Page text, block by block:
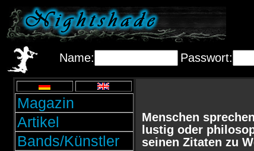
Name: Passwort:
Magazin
Artikel
Bands/Künstler
Menschen
lustig oder
seinen Zitaten zu